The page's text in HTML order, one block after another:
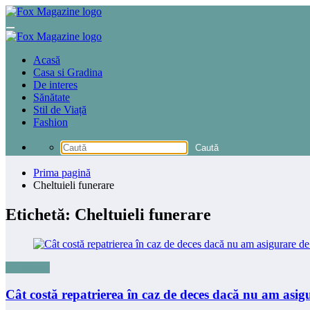
Sari
conținut
Acasă
Casa si Gradina
De interes
Sănătate
Stil de Viață
Fashion
Prima pagină
Cheltuieli funerare
Etichetă: Cheltuieli funerare
Cât costă repatrierea în caz de deces dacă nu am